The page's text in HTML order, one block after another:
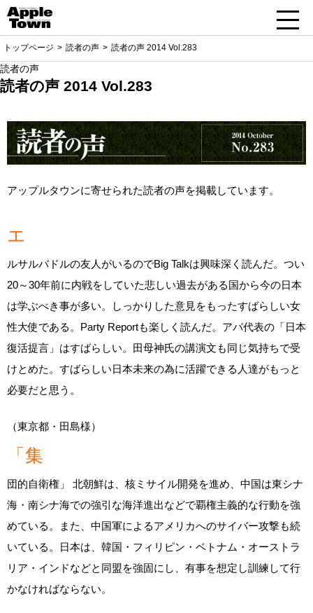
トップページ 読者の声 読者の声 2014 Vol.283
読者の声
読者の声 2014 Vol.283
アップルタウンに寄せられた読者の声を掲載しています。
エ
ルサルバドルの友人がいるのでBig Talkは興味深く読んだ。つい
20～30年前に内戦をしていた悲しい過去がある国から今の日本
は学ぶべき事が多い。しっかりした意見をもったすばらしい女
性大使である。Party Reportも楽しく読んだ。アパ代表の「日本
復活提言」はすばらしい。田母神氏の講演文も同じ気持ちで受
けとめた。すばらしい日本未来の為に活躍できる人達がもっと
必要だと思う。
（東京都・田島様）
「集
団的自衛権」 北朝鮮は、核ミサイル開発を進め、中国は東シナ
海・南シナ海での強引な海洋進出などで覇権主義的な行動を強
めている。また、中国軍によるアメリカへのサイバー攻撃も続
いている。日本は、韓国・フィリピン・ベトナム・オーストラ
リア・インドなどと同盟を強固にし、有事を想定し訓練して行
かなければならない。